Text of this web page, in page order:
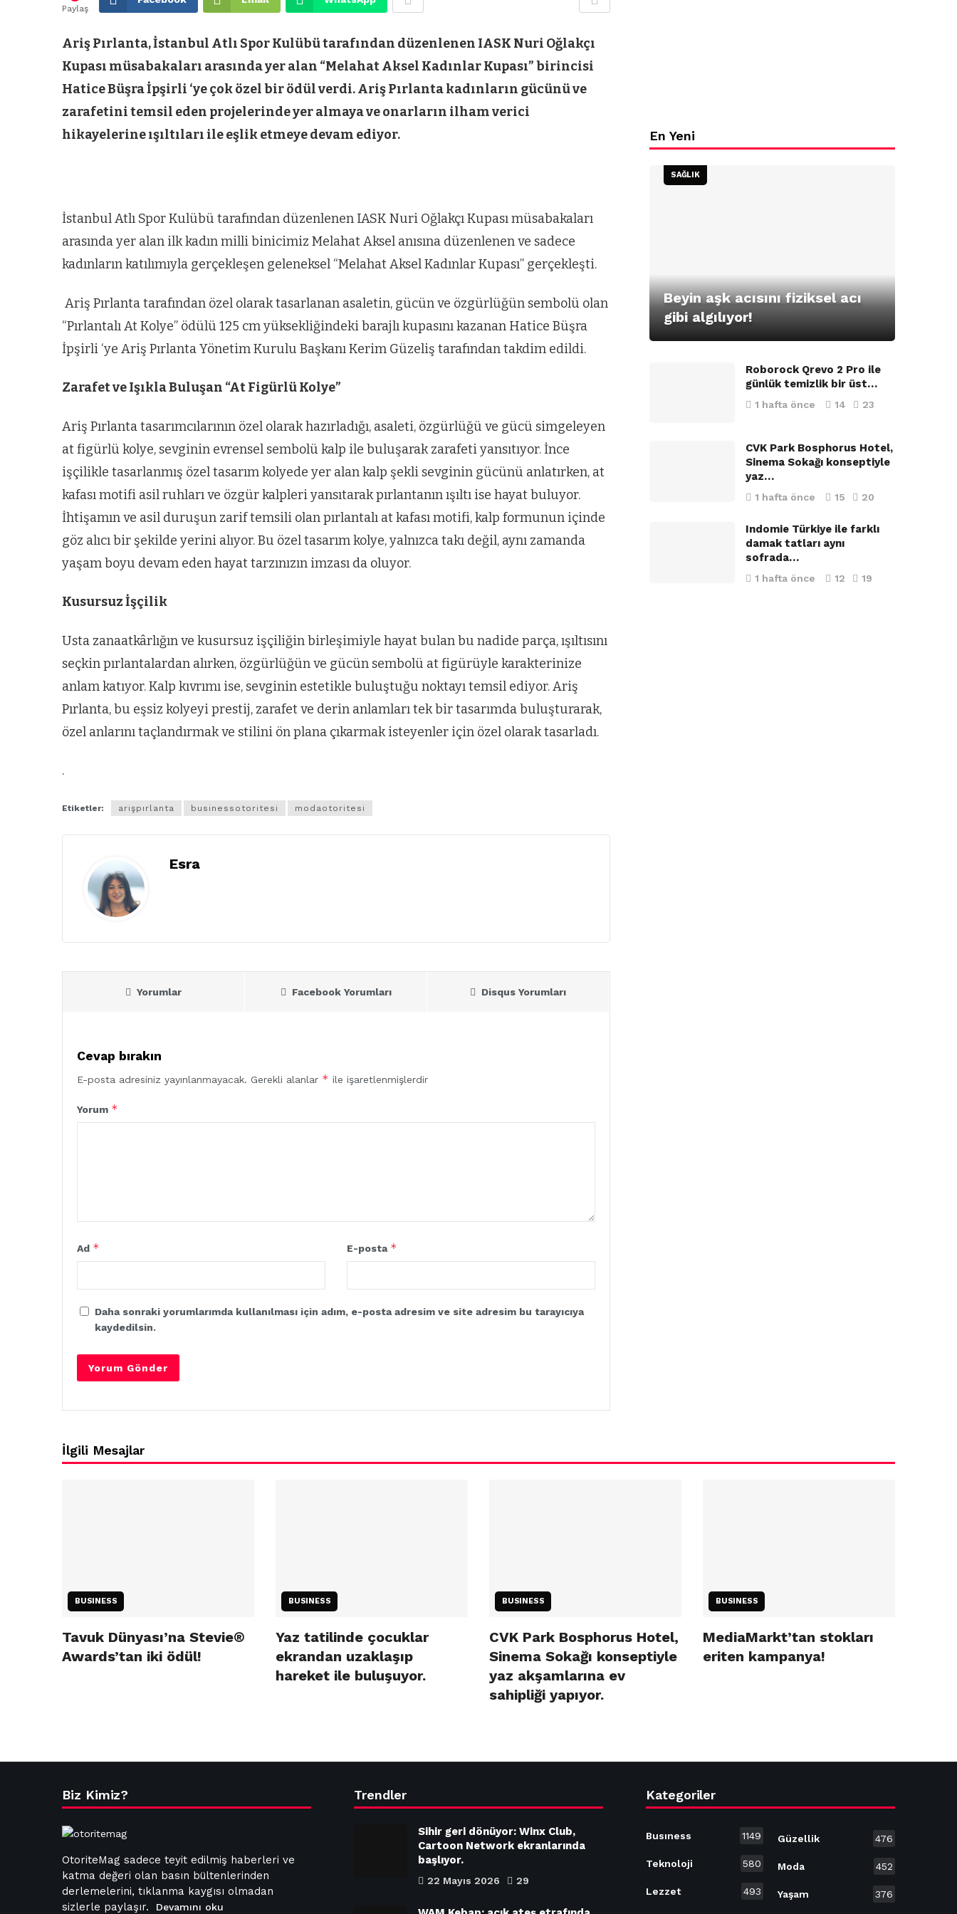
Paylaş
Ariş Pırlanta, İstanbul Atlı Spor Kulübü tarafından düzenlenen IASK Nuri Oğlakçı
Kupası müsabakaları arasında yer alan “Melahat Aksel Kadınlar Kupası” birincisi
Hatice Büşra İpşirli ‘ye çok özel bir ödül verdi. Ariş Pırlanta kadınların gücünü ve
zarafetini temsil eden projelerinde yer almaya ve onarların ilham verici
hikayelerine ışıltıları ile eşlik etmeye devam ediyor.
İstanbul Atlı Spor Kulübü tarafından düzenlenen IASK Nuri Oğlakçı Kupası müsabakaları
arasında yer alan ilk kadın milli binicimiz Melahat Aksel anısına düzenlenen ve sadece
kadınların katılımıyla gerçekleşen geleneksel “Melahat Aksel Kadınlar Kupası” gerçekleşti.
Ariş Pırlanta tarafından özel olarak tasarlanan asaletin, gücün ve özgürlüğün sembolü olan
“Pırlantalı At Kolye” ödülü 125 cm yüksekliğindeki barajlı kupasını kazanan Hatice Büşra
İpşirli ‘ye Ariş Pırlanta Yönetim Kurulu Başkanı Kerim Güzeliş tarafından takdim edildi.
Zarafet ve Işıkla Buluşan “At Figürlü Kolye”
Ariş Pırlanta tasarımcılarının özel olarak hazırladığı, asaleti, özgürlüğü ve gücü simgeleyen
at figürlü kolye, sevginin evrensel sembolü kalp ile buluşarak zarafeti yansıtıyor. İnce
işçilikle tasarlanmış özel tasarım kolyede yer alan kalp şekli sevginin gücünü anlatırken, at
kafası motifi asil ruhları ve özgür kalpleri yansıtarak pırlantanın ışıltı ise hayat buluyor.
İhtişamın ve asil duruşun zarif temsili olan pırlantalı at kafası motifi, kalp formunun içinde
göz alıcı bir şekilde yerini alıyor. Bu özel tasarım kolye, yalnızca takı değil, aynı zamanda
yaşam boyu devam eden hayat tarzınızın imzası da oluyor.
Kusursuz İşçilik
Usta zanaatkârlığın ve kusursuz işçiliğin birleşimiyle hayat bulan bu nadide parça, ışıltısını
seçkin pırlantalardan alırken, özgürlüğün ve gücün sembolü at figürüyle karakterinize
anlam katıyor. Kalp kıvrımı ise, sevginin estetikle buluştuğu noktayı temsil ediyor. Ariş
Pırlanta, bu eşsiz kolyeyi prestij, zarafet ve derin anlamları tek bir tasarımda buluşturarak,
özel anlarını taçlandırmak ve stilini ön plana çıkarmak isteyenler için özel olarak tasarladı.
.
Etiketler: arişpırlanta businessotoritesi modaotoritesi
Esra
Yorumlar Facebook Yorumları Disqus Yorumları
Cevap bırakın
E-posta adresiniz yayınlanmayacak. Gerekli alanlar * ile işaretlenmişlerdir
Yorum *
Ad * E-posta *
Daha sonraki yorumlarımda kullanılması için adım, e-posta adresim ve site adresim bu tarayıcıya
kaydedilsin.
En Yeni
SAĞLIK
Beyin aşk acısını fiziksel acı
gibi algılıyor!
Roborock Qrevo 2 Pro ile
günlük temizlik bir üst…
1 hafta önce 14 23
CVK Park Bosphorus Hotel,
Sinema Sokağı konseptiyle
yaz…
1 hafta önce 15 20
Indomie Türkiye ile farklı
damak tatları aynı
sofrada…
1 hafta önce 12 19
İlgili Mesajlar
BUSINESS
Tavuk Dünyası’na Stevie®
Awards’tan iki ödül!
BUSINESS
Yaz tatilinde çocuklar
ekrandan uzaklaşıp
hareket ile buluşuyor.
BUSINESS
CVK Park Bosphorus Hotel,
Sinema Sokağı konseptiyle
yaz akşamlarına ev
sahipliği yapıyor.
BUSINESS
MediaMarkt’tan stokları
eriten kampanya!
Biz Kimiz?
OtoriteMag sadece teyit edilmiş haberleri ve
katma değeri olan basın bültenlerinden
derlemelerini, tıklanma kaygısı olmadan
sizlerle paylaşır.
Devamını oku
Trendler
Sihir geri dönüyor: Winx Club,
Cartoon Network ekranlarında
başlıyor.
22 Mayıs 2026 29
Kategoriler
Busıness 1149
Teknoloji 580
Lezzet 493
Güzellik 476
Moda 452
Yaşam 376